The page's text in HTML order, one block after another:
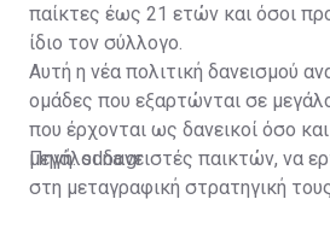
παίκτες έως 21 ετών και όσοι
ίδιο τον σύλλογο.
Αυτή η νέα πολιτική δανεισμού
ομάδες που εξαρτώνται σε
που έρχονται ως δανεικοί όσο
μεγάλοι δανειστές παικτών, να
στη μεταγραφική στρατηγική
Πηγή: sdna.gr